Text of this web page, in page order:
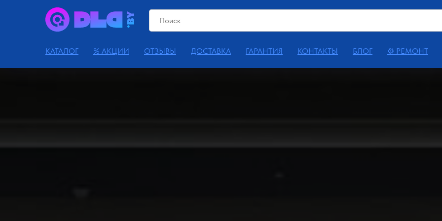
КАТАЛОГ % АКЦИИ ОТЗЫВЫ ДОСТАВКА ГАРАНТИЯ КОНТАКТЫ БЛОГ ⚙ РЕМОНТ